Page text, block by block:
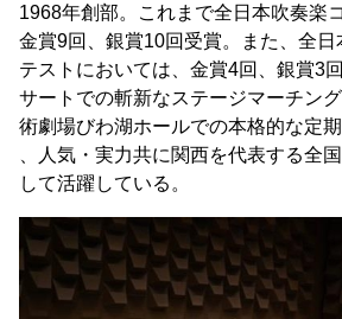
1968年創部。これまで全日本吹奏楽
金賞9回、銀賞10回受賞。また、全
テストにおいては、金賞4回、銀賞3
サートでの斬新なステージマーチン
術劇場びわ湖ホールでの本格的な定
、人気・実力共に関西を代表する全
して活躍している。